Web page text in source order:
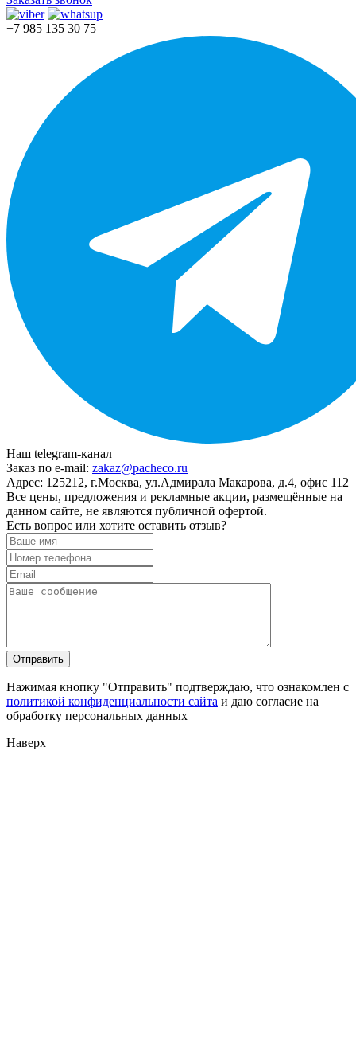
+7 985 135 30 75
Наш telegram-канал
Заказ по e-mail: zakaz@pacheco.ru
Адрес: 125212, г.Москва, ул.Адмирала Макарова, д.4, офис 112
Все цены, предложения и рекламные акции, размещённые на
данном сайте, не являются публичной офертой.
Есть вопрос или хотите оставить отзыв?
Нажимая кнопку "Отправить" подтверждаю, что ознакомлен с
политикой конфиденциальности сайта и даю согласие на
обработку персональных данных
Наверх